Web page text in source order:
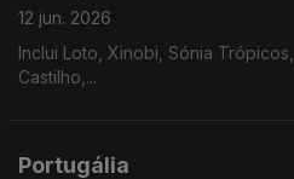
12 jun. 2026
Inclui Loto, Xinobi, Sónia
Castilho,...
Portugália